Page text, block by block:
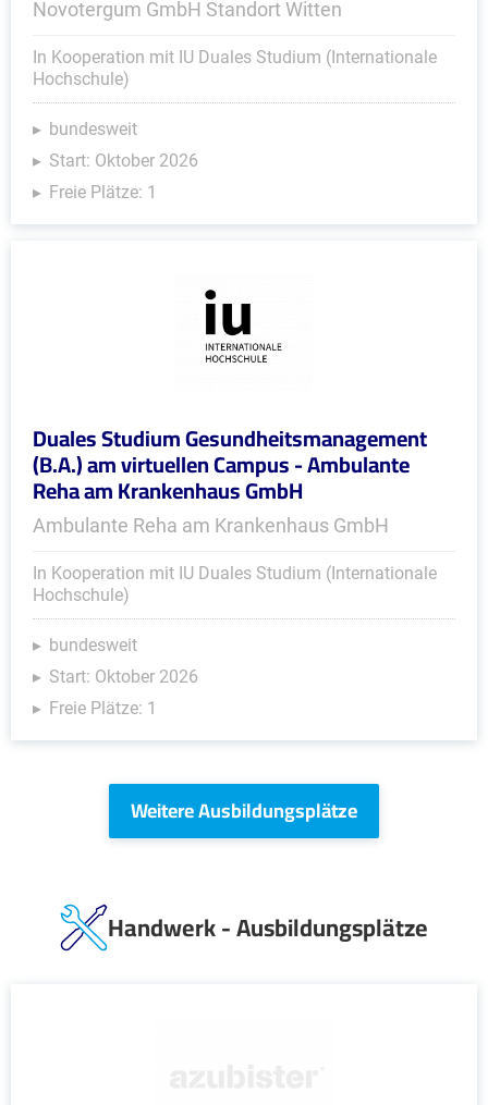
Novotergum GmbH Standort Witten
In Kooperation mit IU Duales Studium (Internationale
Hochschule)
bundesweit
Start: Oktober 2026
Freie Plätze: 1
Duales Studium Gesundheitsmanagement
(B.A.) am virtuellen Campus - Ambulante
Reha am Krankenhaus GmbH
Ambulante Reha am Krankenhaus GmbH
In Kooperation mit IU Duales Studium (Internationale
Hochschule)
bundesweit
Start: Oktober 2026
Freie Plätze: 1
Weitere Ausbildungsplätze
Handwerk - Ausbildungsplätze